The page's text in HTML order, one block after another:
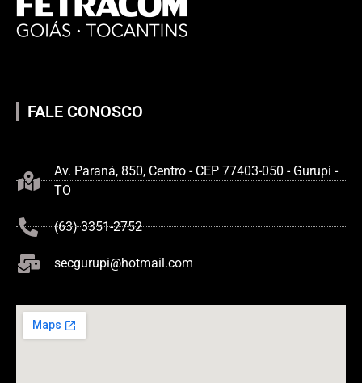
FALE CONOSCO
Av. Paraná, 850, Centro - CEP 77403-050 - Gurupi -
TO
(63) 3351-2752
secgurupi@hotmail.com